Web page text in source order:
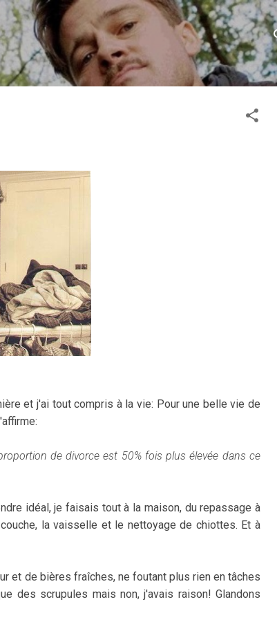
principal
et j'ai tout compris à la vie: Pour une belle vie de
de divorce est 50% fois plus élevée dans ce
idéal, je faisais tout à la maison, du repassage à
la vaisselle et le nettoyage de chiottes. Et à
et de bières fraîches, ne foutant plus rien en tâches
des scrupules mais non, j'avais raison! Glandons